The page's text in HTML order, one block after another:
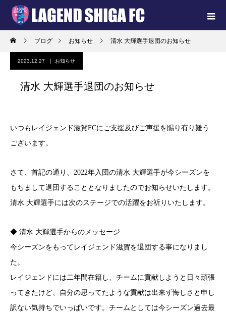
ブログ お知らせ 清水 大輝選手退団のお知らせ
2023.12.27 お知らせ
清水 大輝選手退団のお知らせ
いつもレイジェンド滋賀FCにご支援及びご声援を賜り有り難う
ございます。
さて、首記の通り、2022年入団の清水 大輝選手が今シーズンを
もちまして退団することとなりましたのでお知らせいたします。
清水 大輝選手には次のステージでの活躍をお祈りいたします。
◆ 清水 大輝選手からのメッセージ
今シーズンをもってレイジェンド滋賀を退団する事になりまし
た。
レイジェンドには二年間在籍し、チームに貢献しようと日々頑張
ってきたけど、自分の思ってたような貢献は出来ず悔しさと申し
訳ない気持ちでいっぱいです。チームとしては今シーズン過去最